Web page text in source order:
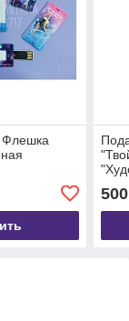
Флешка
500